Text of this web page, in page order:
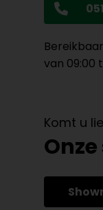
van 09:00
Komt u